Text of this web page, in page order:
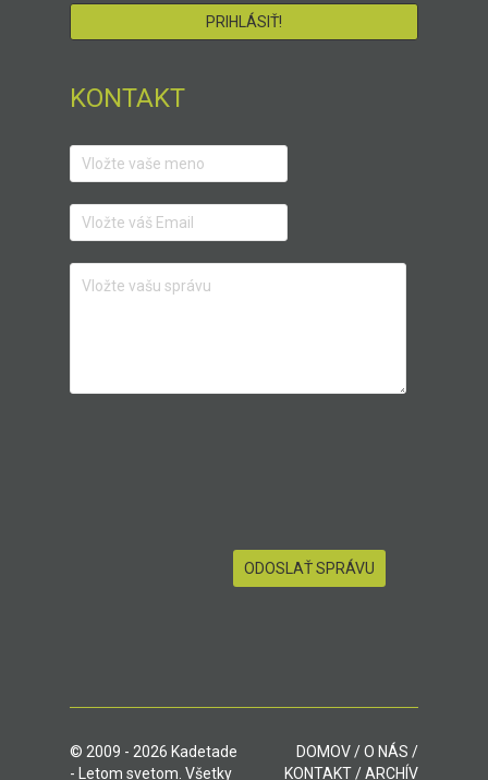
KONTAKT
© 2009 - 2026 Kadetade
- Letom svetom. Všetky
DOMOV/O NÁS /
KONTAKT/ARCHÍV